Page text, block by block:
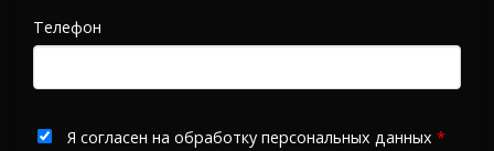
Телефон
Я согласен на обработку персональных данных *